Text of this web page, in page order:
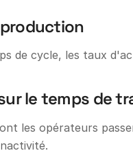
production
de cycle, les taux
le temps de
les opérateurs